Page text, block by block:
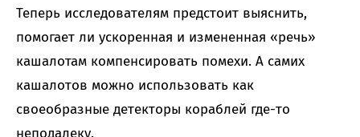
Теперь исследователям предстоит выяснить,
помогает ли ускоренная и измененная «речь»
кашалотам компенсировать помехи. А самих
кашалотов можно использовать как
своеобразные детекторы кораблей где-то
неподалеку.